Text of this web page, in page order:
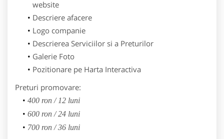
website
Descriere afacere
Logo companie
Descrierea Serviciilor si a Preturilor
Galerie Foto
Pozitionare pe Harta Interactiva
Preturi promovare:
400 ron / 12 luni
600 ron / 24 luni
700 ron / 36 luni